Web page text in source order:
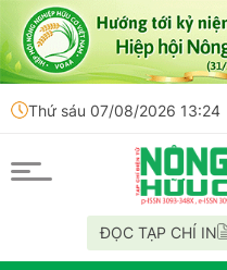
Thứ sáu 07/08/2026 13:24
ĐỌC TẠP CHÍ IN